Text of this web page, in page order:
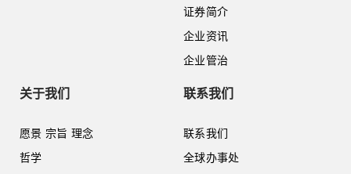
证券简介
企业资讯
企业管治
关于我们
愿景 宗旨 理念
哲学
联系我们
联系我们
全球办事处